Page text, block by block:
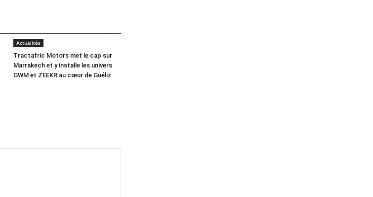
Actualités
Tractafric Motors met le cap sur
Marrakech et y installe les univers
GWM et ZEEKR au cœur de Guéliz